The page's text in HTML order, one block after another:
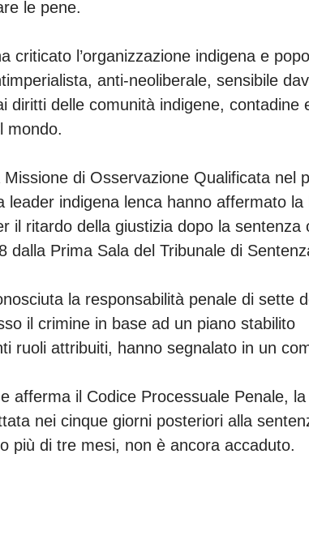
le pene.
criticato l’organizzazione indigena e
anti-neoliberale, sensibile
diritti delle comunità indigene, contadine
mondo.
di Osservazione Qualificata nel
leader indigena lenca hanno affermato la
il ritardo della giustizia dopo la sentenza
dalla Prima Sala del Tribunale di
la responsabilità penale di sette
il crimine in base ad un piano stabilito
ruoli attribuiti, hanno segnalato in un
afferma il Codice Processuale Penale,
nei cinque giorni posteriori alla
più di tre mesi, non è ancora accaduto.